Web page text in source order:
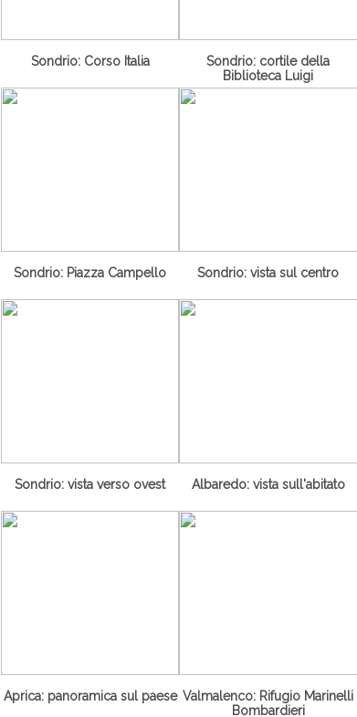
Sondrio: Corso Italia
Sondrio: cortile della
Biblioteca Luigi
Sondrio: Piazza Campello Sondrio: vista sul centro
Sondrio: vista verso ovest Albaredo: vista sull'abitato
Aprica: panoramica sul paese Valmalenco: Rifugio Marinelli
Bombardieri